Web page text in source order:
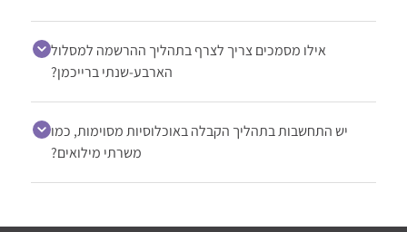
אילו מסמכים צריך לצרף בתהליך ההרשמה למסלול
הארבע-שנתי ברייכמן?
יש התחשבות בתהליך הקבלה באוכלוסיות מסוימות, כמו
משרתי מילואים?